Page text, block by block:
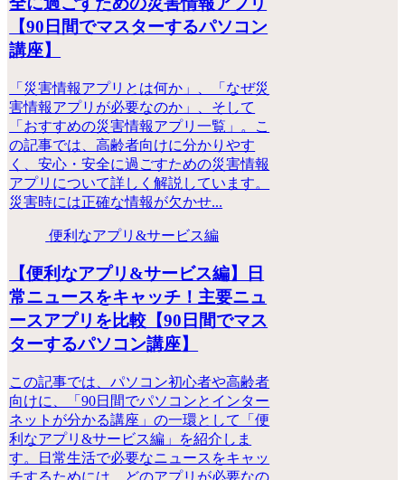
【90日間でマスターするパソコン
講座】
「災害情報アプリとは何か」、「なぜ災
害情報アプリが必要なのか」、そして
「おすすめの災害情報アプリ一覧」。こ
の記事では、高齢者向けに分かりやす
く、安心・安全に過ごすための災害情報
アプリについて詳しく解説しています。
災害時には正確な情報が欠かせ...
便利なアプリ&サービス編
【便利なアプリ&サービス編】日
常ニュースをキャッチ！主要ニュ
ースアプリを比較【90日間でマス
ターするパソコン講座】
この記事では、パソコン初心者や高齢者
向けに、「90日間でパソコンとインター
ネットが分かる講座」の一環として「便
利なアプリ&サービス編」を紹介しま
す。日常生活で必要なニュースをキャッ
チするためには、どのアプリが必要なの